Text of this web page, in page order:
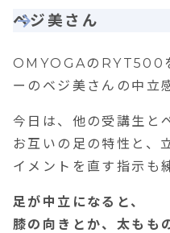
ベジ美さん
OMYOGAのRYT500
ーのベジ美さんの中立
今日は、他の受講生と
お互いの足の特性と、
イメントを直す指示も
足が中立になると、
膝の向きとか、太もも